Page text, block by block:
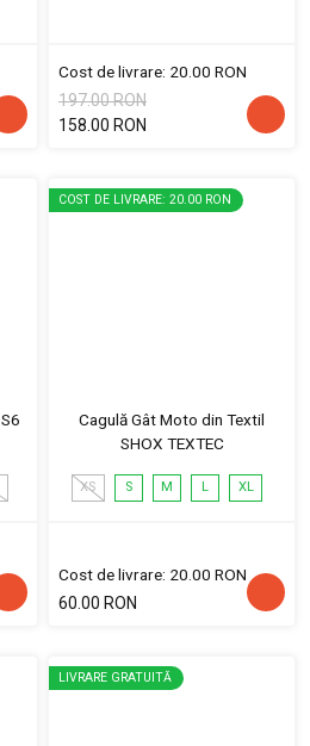
Cost de livrare: 20.00 RON
197.00 RON
158.00 RON
COST DE LIVRARE: 20.00 RON
Cagulă Gât Moto din Textil
SHOX TEXTEC
XS S M L XL
Cost de livrare: 20.00 RON
60.00 RON
LIVRARE GRATUITĂ